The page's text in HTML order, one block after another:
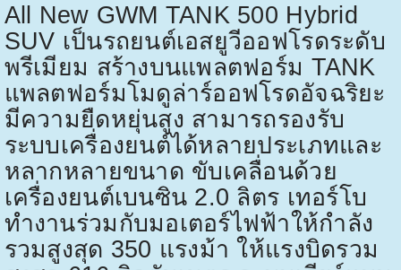
All New GWM TANK 500 Hybrid
SUV เป็นรถยนต์เอสยูวีออฟโรดระดับ
พรีเมียม สร้างบนแพลตฟอร์ม TANK
แพลตฟอร์มโมดูล่าร์ออฟโรดอัจฉริยะ
มีความยืดหยุ่นสูง สามารถรองรับ
ระบบเครื่องยนต์ได้หลายประเภทและ
หลากหลายขนาด ขับเคลื่อนด้วย
เครื่องยนต์เบนซิน 2.0 ลิตร เทอร์โบ
ทำงานร่วมกับมอเตอร์ไฟฟ้าให้กำลัง
รวมสูงสุด 350 แรงม้า ให้แรงบิดรวม